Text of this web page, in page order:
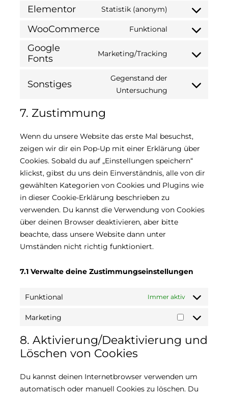
Elementor Statistik (anonym)
Consent
elementor
WooCommerce Funktional
Consent
Google
Fonts
Marketing/Tracking
Consent
service
Sonstiges
Gegenstand der
Untersuchung Consent
7. Zustimmung
Wenn du unsere Website das erste Mal besuchst,
zeigen wir dir ein Pop-Up mit einer Erklärung über
Cookies. Sobald du auf „Einstellungen speichern“
klickst, gibst du uns dein Einverständnis, alle von dir
gewählten Kategorien von Cookies und Plugins wie
in dieser Cookie-Erklärung beschrieben zu
verwenden. Du kannst die Verwendung von Cookies
über deinen Browser deaktivieren, aber bitte
beachte, dass unsere Website dann unter
Umständen nicht richtig funktioniert.
7.1 Verwalte deine Zustimmungseinstellungen
Funktional Immer aktiv
Marketing
Marketing
8. Aktivierung/Deaktivierung und
Löschen von Cookies
Du kannst deinen Internetbrowser verwenden um
automatisch oder manuell Cookies zu löschen. Du